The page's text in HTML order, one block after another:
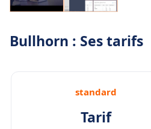
Bullhorn : Ses tarifs
standard
Tarif